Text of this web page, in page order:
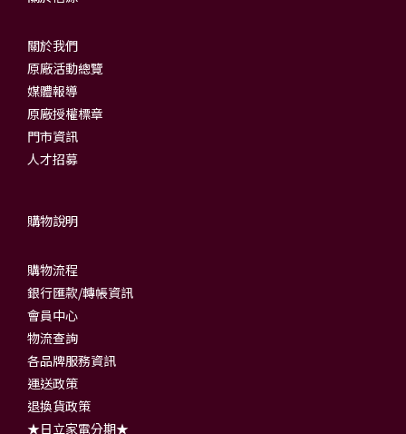
關於我們
原廠活動總覽
媒體報導
原廠授權標章
門市資訊
人才招募
購物說明
購物流程
銀行匯款/轉帳資訊
會員中心
物流查詢
各品牌服務資訊
運送政策
退換貨政策
★日立家電分期★